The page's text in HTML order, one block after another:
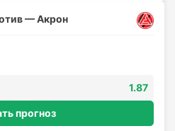
— Акрон
1.87
прогноз